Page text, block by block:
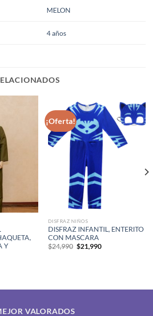
MELON
4 años
Y
¡Oferta!
DISFRAZ NIÑOS
DISFRAZ INFANTIL, ENTERITO
CON MASCARA
$24,990 El
precio
$21,990El
VALORADOS